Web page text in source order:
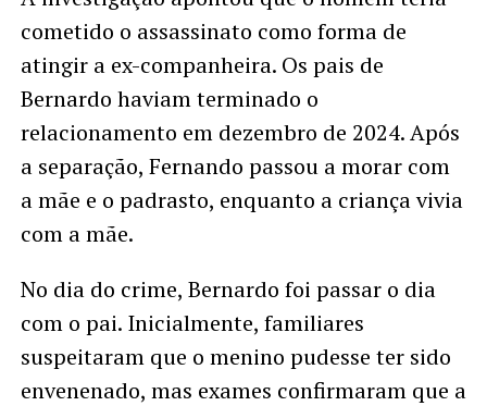
cometido o assassinato como forma de
atingir a ex-companheira. Os pais de
Bernardo haviam terminado o
relacionamento em dezembro de 2024. Após
a separação, Fernando passou a morar com
a mãe e o padrasto, enquanto a criança vivia
com a mãe.
No dia do crime, Bernardo foi passar o dia
com o pai. Inicialmente, familiares
suspeitaram que o menino pudesse ter sido
envenenado, mas exames confirmaram que a